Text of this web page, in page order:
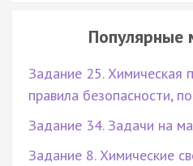
Популярные
Задание 25. Химическая
правила безопасности,
Задание 34. Задачи на
Задание 8. Химические